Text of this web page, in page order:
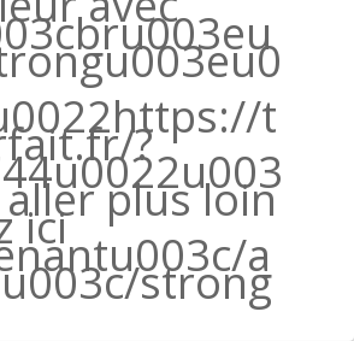
t
?
plus loin
ici a
strong